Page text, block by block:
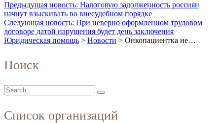
Предыдущая новость: Налоговую задолженность россиян
начнут взыскивать во внесудебном порядке
Следующая новость: При неверно оформленном трудовом
договоре датой нарушения будет день заключения
Юридическая помощь > Новости > Онкопациентка не…
Поиск
Список организаций